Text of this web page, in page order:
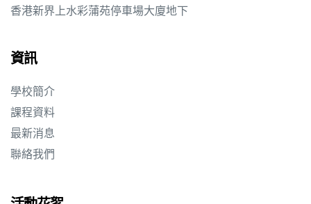
香港新界上水彩蒲苑停車場大廈地下
資訊
學校簡介
課程資料
最新消息
聯絡我們